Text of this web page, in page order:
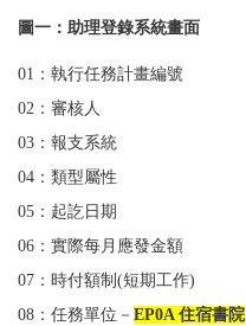
圖一：助理登錄系統畫面
01：執行任務計畫編號
02：審核人
03：報支系統
04：類型屬性
05：起訖日期
06：實際每月應發金額
07：時付額制(短期工作)
08：任務單位－ EP0A 住宿書院